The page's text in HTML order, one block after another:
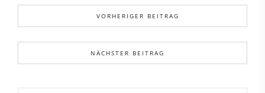
VORHERIGER BEITRAG
NÄCHSTER BEITRAG